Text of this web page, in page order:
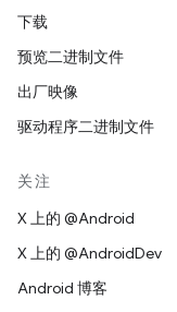
下载
预览二进制文件
出厂映像
驱动程序二进制文件
关注
X 上的 @Android
X 上的 @AndroidDev
Android 博客